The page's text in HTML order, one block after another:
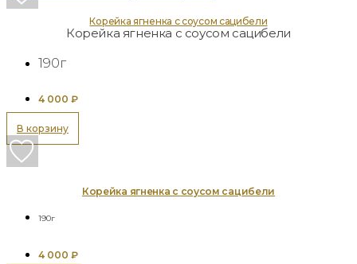
Корейка ягненка с соусом сацибели
Корейка ягненка с соусом сацибели
190г
4 000 ₽
В корзину
Корейка ягненка с соусом сацибели
190г
4 000 ₽